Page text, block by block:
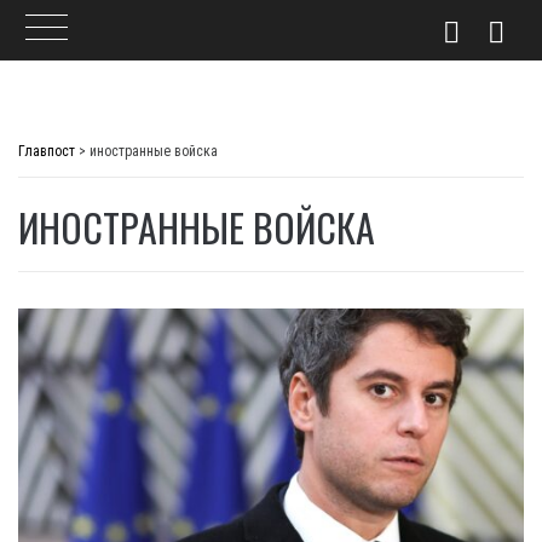
Главпост > иностранные войска
ИНОСТРАННЫЕ ВОЙСКА